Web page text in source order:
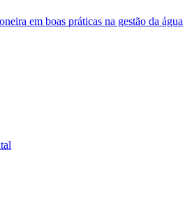
em boas práticas na gestão da água